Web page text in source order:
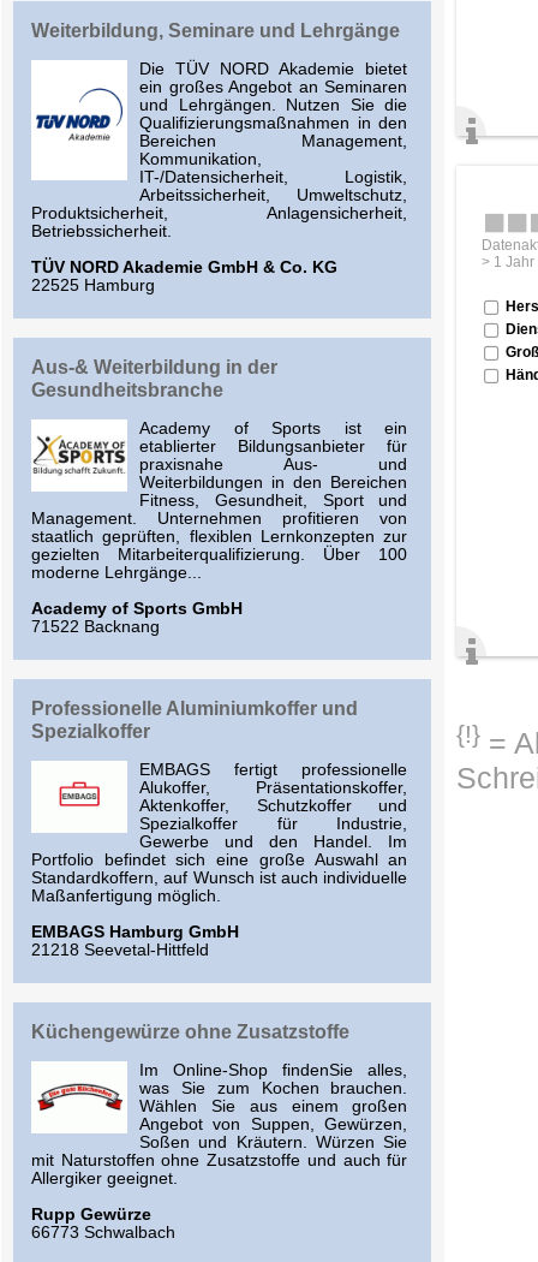
Weiterbildung, Seminare und Lehrgänge
Die TÜV NORD Akademie bietet
ein großes Angebot an Seminaren
und Lehrgängen. Nutzen Sie die
Qualifizierungsmaßnahmen in den
Bereichen Management,
Kommunikation,
IT-/Datensicherheit, Logistik,
Arbeitssicherheit, Umweltschutz,
Produktsicherheit, Anlagensicherheit,
Betriebssicherheit.
TÜV NORD Akademie GmbH & Co. KG
22525 Hamburg
Aus-& Weiterbildung in der
Gesundheitsbranche
Academy of Sports ist ein
etablierter Bildungsanbieter für
praxisnahe Aus- und
Weiterbildungen in den Bereichen
Fitness, Gesundheit, Sport und
Management. Unternehmen profitieren von
staatlich geprüften, flexiblen Lernkonzepten zur
gezielten Mitarbeiterqualifizierung. Über 100
moderne Lehrgänge...
Academy of Sports GmbH
71522 Backnang
Professionelle Aluminiumkoffer und
Spezialkoffer
EMBAGS fertigt professionelle
Alukoffer, Präsentationskoffer,
Aktenkoffer, Schutzkoffer und
Spezialkoffer für Industrie,
Gewerbe und den Handel. Im
Portfolio befindet sich eine große Auswahl an
Standardkoffern, auf Wunsch ist auch individuelle
Maßanfertigung möglich.
EMBAGS Hamburg GmbH
21218 Seevetal-Hittfeld
Küchengewürze ohne Zusatzstoffe
Im Online-Shop findenSie alles,
was Sie zum Kochen brauchen.
Wählen Sie aus einem großen
Angebot von Suppen, Gewürzen,
Soßen und Kräutern. Würzen Sie
mit Naturstoffen ohne Zusatzstoffe und auch für
Allergiker geeignet.
Rupp Gewürze
66773 Schwalbach
> 1 Jahr
{!} =